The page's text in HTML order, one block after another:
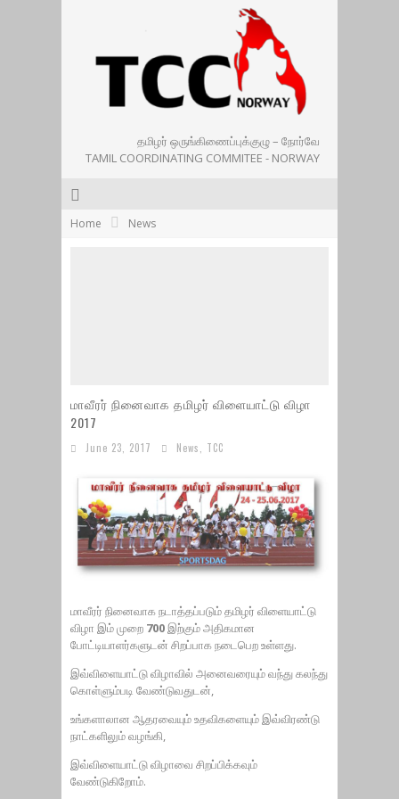
தமிழர் ஒருங்கிணைப்புக்குழு – நோர்வே
TAMIL COORDINATING COMMITEE - NORWAY
Home News
மாவீரர் நினைவாக தமிழர் விளையாட்டு விழா
2017
June 23, 2017 News TCC
மாவீரர் நினைவாக நடாத்தப்படும் தமிழர் விளையாட்டு
விழா இம் முறை 700இற்கும் அதிகமான
போட்டியாளர்களுடன் சிறப்பாக நடைபெற உள்ளது.
இவ்விளையாட்டு விழாவில் அனைவரையும் வந்து கலந்து
கொள்ளும்படி வேண்டுவதுடன்,
உங்களாலான ஆதரவையும் உதவிகளையும் இவ்விரண்டு
நாட்களிலும் வழங்கி,
இவ்விளையாட்டு விழாவை சிறப்பிக்கவும்
வேண்டுகிறோம்.